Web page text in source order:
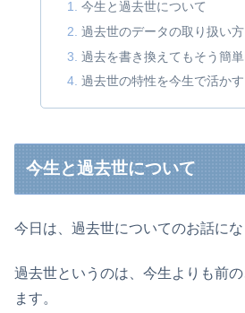
今生と過去世について
過去世のデータの取り扱い方
過去を書き換えてもそう簡
過去世の特性を今生で活かす
今生と過去世について
今日は、過去世についてのお話にな
過去世というのは、今生よりも前
ます。